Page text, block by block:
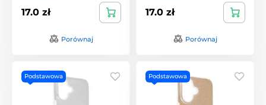
17.0 zł
Porównaj
17.0 zł
Porównaj
Podstawowa Podstawowa